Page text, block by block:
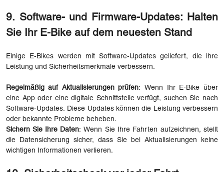
9. Software- und Firmware-Updates: Halten
Sie Ihr E-Bike auf dem neuesten Stand
Einige E-Bikes werden mit Software-Updates geliefert, die ihre
Leistung und Sicherheitsmerkmale verbessern.
Regelmäßig auf Aktualisierungen prüfen: Wenn Ihr E-Bike über
eine App oder eine digitale Schnittstelle verfügt, suchen Sie nach
Software-Updates. Diese Updates können die Leistung verbessern
oder bekannte Probleme beheben.
Sichern Sie Ihre Daten: Wenn Sie Ihre Fahrten aufzeichnen, stellt
die Datensicherung sicher, dass Sie bei Aktualisierungen keine
wichtigen Informationen verlieren.